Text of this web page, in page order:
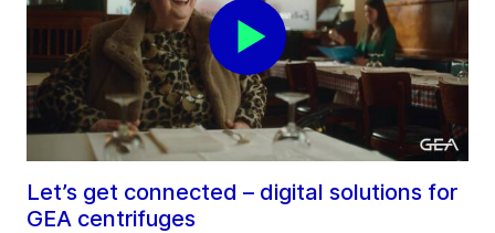
Let’s get connected – digital solutions for
GEA centrifuges